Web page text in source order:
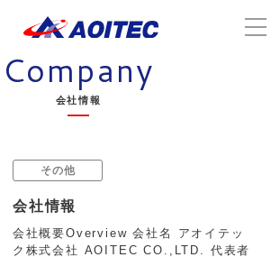
Company
会社情報
その他
会社情報
会社概要Overview 会社名 アオイテッ
ク株式会社 AOITEC CO.,LTD. 代表者